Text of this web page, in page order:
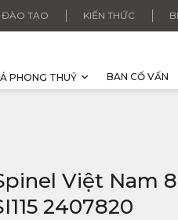
ĐÀO TẠO KIẾN THỨC
PHONG THUỶ BAN CỐ VẤN
Việt Nam
2407820